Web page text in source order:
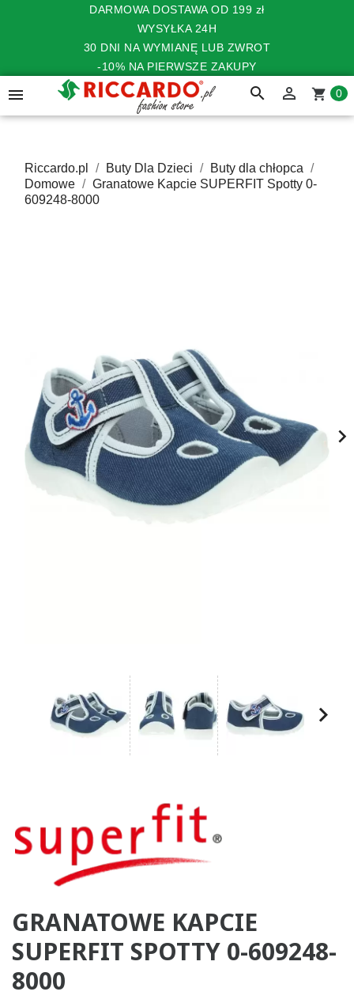
DARMOWA DOSTAWA OD 199 zł
WYSYŁKA 24H
30 DNI NA WYMIANĘ LUB ZWROT
-10% NA PIERWSZE ZAKUPY
 search  shopping_cart 0
Riccardo.pl Buty Dla Dzieci
Buty dla chłopca
Domowe
Granatowe Kapcie SUPERFIT Spotty 0-
609248-8000

GRANATOWE KAPCIE
SUPERFIT SPOTTY 0-609248-
8000